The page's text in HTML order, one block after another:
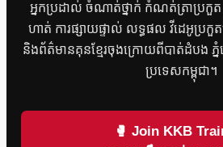
អ្នកប្រដាល់ ចំណាត់ថ្នាក់ កំណត់ត្រាប្រកួត
ហាត់ ការផ្សាយផ្ទាល់ លទ្ធផល វីដេអូប្រកួ
និងព័ត៌មានគុនខ្មែរចុងក្រោយពីបាត់ដំបង
ប្រទេសកម្ពុជា។
🥊 Join KKB